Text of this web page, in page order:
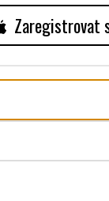
Zaregistrovat